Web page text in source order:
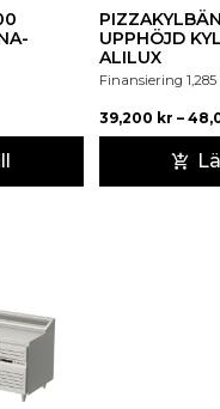
UPPHÖJD
ALILUX
Finansiering 1,285
39,200 kr –